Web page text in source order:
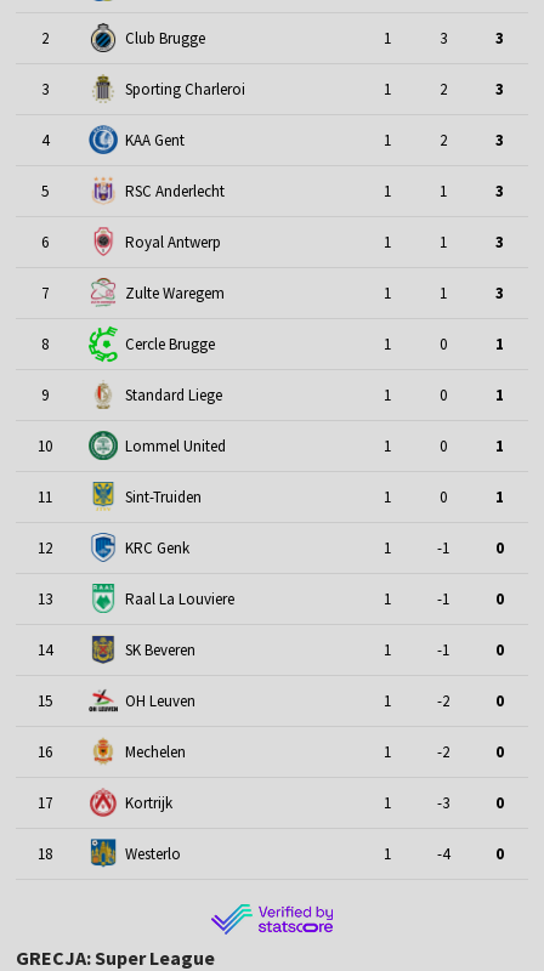
2 Club Brugge 1 3 3
3 Sporting Charleroi 1 2 3
4 KAA Gent 1 2 3
5 RSC Anderlecht 1 1 3
6 Royal Antwerp 1 1 3
7 Zulte Waregem 1 1 3
8 Cercle Brugge 1 0 1
9 Standard Liege 1 0 1
10 Lommel United 1 0 1
11 Sint-Truiden 1 0 1
12 KRC Genk 1 -1 0
13 Raal La Louviere 1 -1 0
14 SK Beveren 1 -1 0
15 OH Leuven 1 -2 0
16 Mechelen 1 -2 0
17 Kortrijk 1 -3 0
18 Westerlo 1 -4 0
GRECJA: Super League